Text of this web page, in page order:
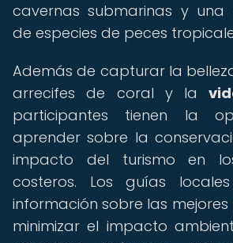
cavernas submarinas y
de especies de peces
Además de capturar la
arrecifes de coral y la
participantes tienen la
aprender sobre la
impacto del turismo en
costeros. Los guías
información sobre las
minimizar el impacto